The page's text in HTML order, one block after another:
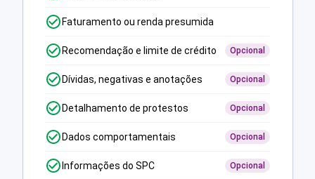
Faturamento ou renda presumida
Recomendação e limite de crédito Opcional
Dívidas, negativas e anotações Opcional
Detalhamento de protestos Opcional
Dados comportamentais Opcional
Informações do SPC Opcional